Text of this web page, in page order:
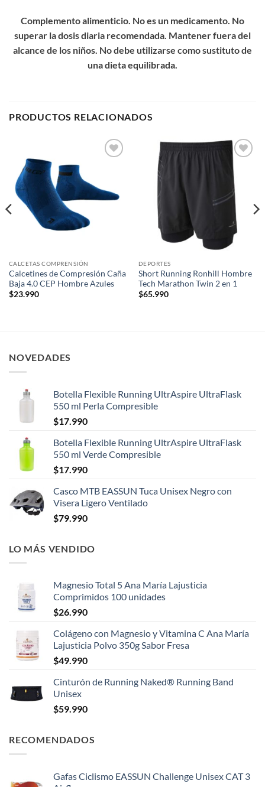
Complemento alimenticio. No es un medicamento. No
superar la dosis diaria recomendada. Mantener fuera del
alcance de los niños. No debe utilizarse como sustituto de
una dieta equilibrada.
PRODUCTOS RELACIONADOS
CALCETAS COMPRENSIÓN
Calcetines de Compresión Caña
Baja 4.0 CEP Hombre Azules
$23.990
Add to
wishlist
DEPORTES
Short Running Ronhill Hombre
Tech Marathon Twin 2 en 1
$65.990
NOVEDADES
Botella Flexible Running UltrAspire UltraFlask
550 ml Perla Compresible
$17.990
Botella Flexible Running UltrAspire UltraFlask
550 ml Verde Compresible
$17.990
Casco MTB EASSUN Tuca Unisex Negro con
Visera Ligero Ventilado
$79.990
LO MÁS VENDIDO
Magnesio Total 5 Ana María Lajusticia
Comprimidos 100 unidades
$26.990
Colágeno con Magnesio y Vitamina C Ana María
Lajusticia Polvo 350g Sabor Fresa
$49.990
Cinturón de Running Naked® Running Band
Unisex
$59.990
RECOMENDADOS
Gafas Ciclismo EASSUN Challenge Unisex CAT 3